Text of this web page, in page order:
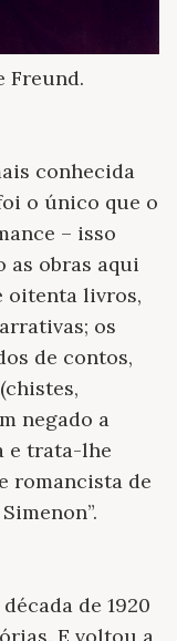
Freund.
conhecida
o único que o
– isso
as obras aqui
oitenta livros,
os
de contos,
negado a
e trata-lhe
romancista de
de 1920